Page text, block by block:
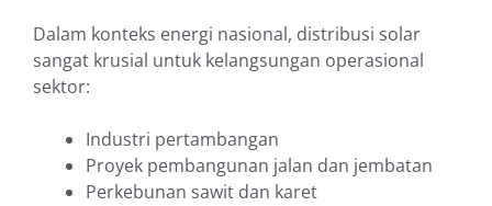
Dalam konteks energi nasional, distribusi solar
sangat krusial untuk kelangsungan operasional
sektor:
Industri pertambangan
Proyek pembangunan jalan dan jembatan
Perkebunan sawit dan karet